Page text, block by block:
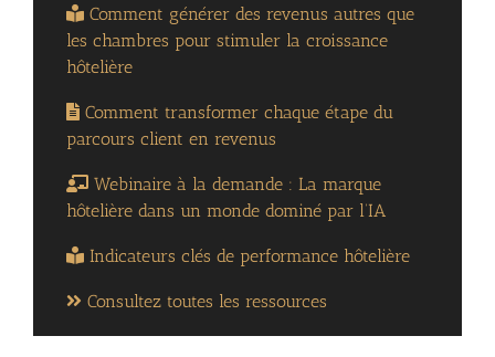
Comment générer des revenus autres que
les chambres pour stimuler la croissance
hôtelière
Comment transformer chaque étape du
parcours client en revenus
Webinaire à la demande : La marque
hôtelière dans un monde dominé par l’IA
Indicateurs clés de performance hôtelière
Consultez toutes les ressources